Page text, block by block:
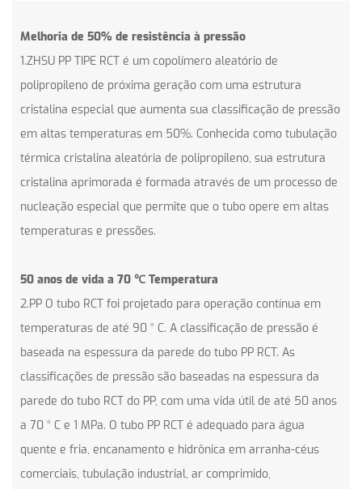
Melhoria de 50% de resistência à pressão
1.ZHSU PP TIPE RCT é um copolímero aleatório de
polipropileno de próxima geração com uma estrutura
cristalina especial que aumenta sua classificação de pressão
em altas temperaturas em 50%. Conhecida como tubulação
térmica cristalina aleatória de polipropileno, sua estrutura
cristalina aprimorada é formada através de um processo de
nucleação especial que permite que o tubo opere em altas
temperaturas e pressões.
50 anos de vida a 70 ℃ Temperatura
2.PP O tubo RCT foi projetado para operação contínua em
temperaturas de até 90 ° C. A classificação de pressão é
baseada na espessura da parede do tubo PP RCT. As
classificações de pressão são baseadas na espessura da
parede do tubo RCT do PP, com uma vida útil de até 50 anos
a 70 ° C e 1 MPa. O tubo PP RCT é adequado para água
quente e fria, encanamento e hidrônica em arranha-céus
comerciais, tubulação industrial, ar comprimido,